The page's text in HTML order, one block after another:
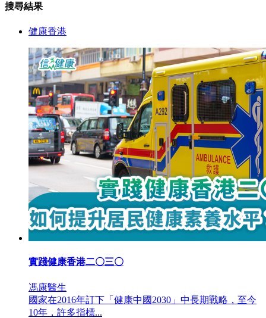
搜尋結果
健康香港
實踐健康香港二〇三〇
馮康醫生
國家在2016年訂下「健康中國2030」中長期戰略，至今
10年，許多指標...